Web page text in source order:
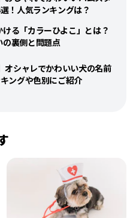
！人気ランキングは？
る「カラーひよこ」とは？
の裏側と問題点
オシャレでかわいい犬の名前
ングや色別にご紹介